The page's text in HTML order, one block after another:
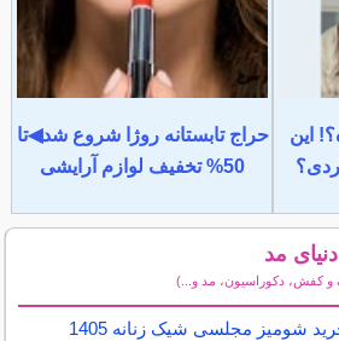
این
حراج تابستانه روژا شروع شد◀تا
50% تخفیف لوازم آرایشی
مد
و کفش، دکوراسیون، مد و...)
شومیز مجلسی شیک زنانه 1405